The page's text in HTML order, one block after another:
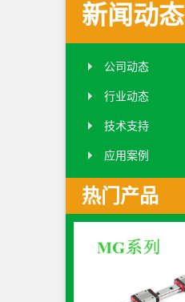
新闻动态
公司动态
行业动态
技术支持
应用案例
热门产品